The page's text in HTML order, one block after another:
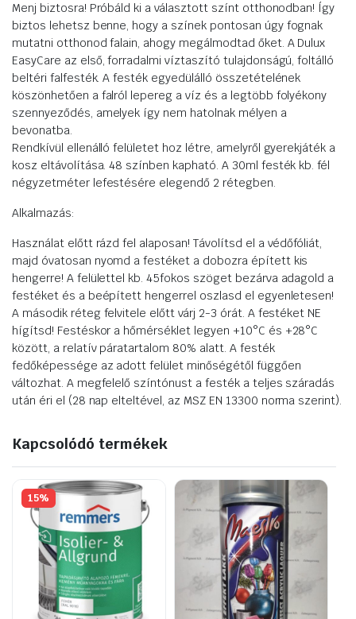
Menj biztosra! Próbáld ki a választott színt otthonodban! Így
biztos lehetsz benne, hogy a színek pontosan úgy fognak
mutatni otthonod falain, ahogy megálmodtad őket. A Dulux
EasyCare az első, forradalmi víztaszító tulajdonságú, foltálló
beltéri falfesték. A festék egyedülálló összetételének
köszönhetően a falról lepereg a víz és a legtöbb folyékony
szennyeződés, amelyek így nem hatolnak mélyen a
bevonatba.
Rendkívül ellenálló felületet hoz létre, amelyről gyerekjáték a
kosz eltávolítása. 48 színben kapható. A 30ml festék kb. fél
négyzetméter lefestésére elegendő 2 rétegben.
Alkalmazás:
Használat előtt rázd fel alaposan! Távolítsd el a védőfóliát,
majd óvatosan nyomd a festéket a dobozra épített kis
hengerre! A felülettel kb. 45fokos szöget bezárva adagold a
festéket és a beépített hengerrel oszlasd el egyenletesen!
A második réteg felvitele előtt várj 2-3 órát. A festéket NE
hígítsd! Festéskor a hőmérséklet legyen +10°C és +28°C
között, a relatív páratartalom 80% alatt. A festék
fedőképessége az adott felület minőségétől függően
változhat. A megfelelő színtónust a festék a teljes száradás
után éri el (28 nap elteltével, az MSZ EN 13300 norma szerint).
Kapcsolódó termékek
15%